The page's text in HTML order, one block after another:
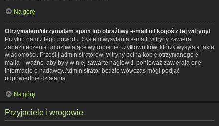
Na górę
Otrzymałem/otrzymałam spam lub obraźliwy e-mail od kogoś z tej witryny!
Przykro nam z tego powodu. System wysyłania e-maili witryny zawiera
zabezpieczenia umożliwiające wytropienie użytkowników, którzy wysyłają takie
wiadomości. Prześlij administratorowi witryny pełną kopię otrzymanego e-
maila – ważne, aby były w niej zawarte nagłówki, ponieważ zawierają one
informacje o nadawcy. Administrator będzie wówczas mógł podjąć
odpowiednie działania.
Na górę
Przyjaciele i wrogowie